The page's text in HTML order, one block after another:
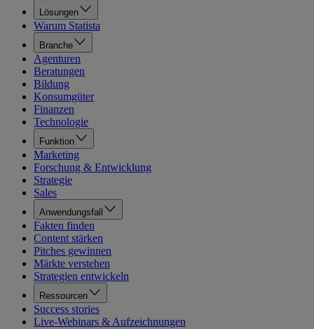
Lösungen
Warum Statista
Branche
Agenturen
Beratungen
Bildung
Konsumgüter
Finanzen
Technologie
Funktion
Marketing
Forschung & Entwicklung
Strategie
Sales
Anwendungsfall
Fakten finden
Content stärken
Pitches gewinnen
Märkte verstehen
Strategien entwickeln
Ressourcen
Success stories
Live-Webinars & Aufzeichnungen